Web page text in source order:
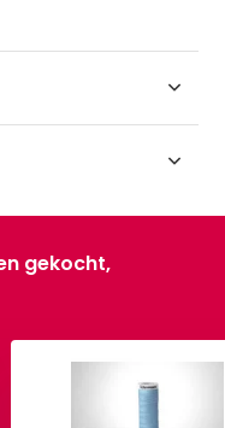
gekocht,